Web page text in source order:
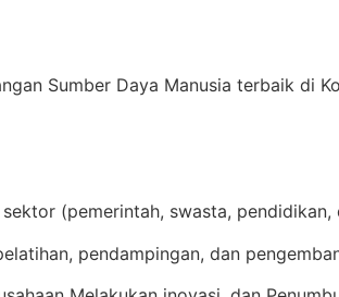
Sumber Daya Manusia terbaik di
(pemerintah, swasta,
pendampingan, dan